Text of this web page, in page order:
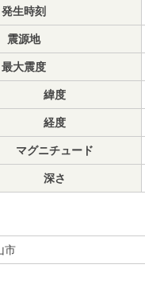
発生時刻
震源地
最大震度
緯度
経度
マグニチュード
深さ
市